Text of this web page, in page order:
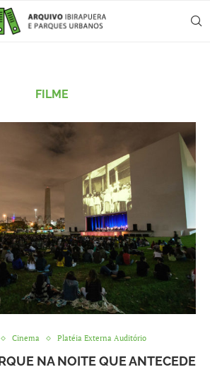
FILME
Cinema Platéia Externa Auditório
NA NOITE QUE ANTECEDE